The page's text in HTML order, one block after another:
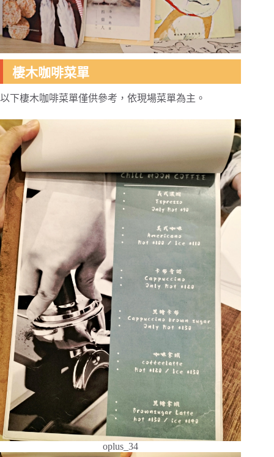
棲木咖啡菜單
以下棲木咖啡菜單僅供參考，依現場菜單為主。
oplus_34